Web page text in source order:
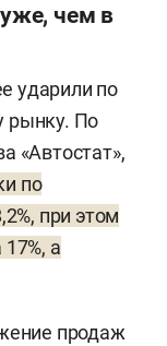
чем в
ударили по
рынку. По
«Автостат»,
по
при этом
а
продаж